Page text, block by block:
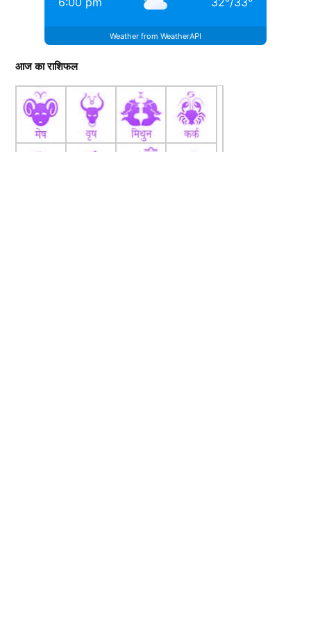
Weather from WeatherAPI
आज का राशिफल